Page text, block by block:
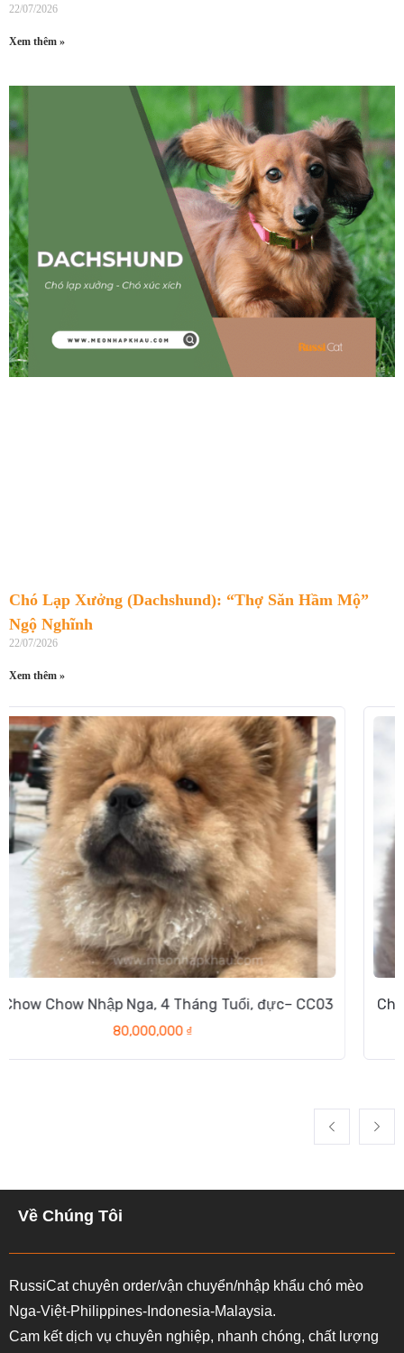
22/07/2026
Xem thêm »
Chó Lạp Xưởng (Dachshund): “Thợ Săn Hầm Mộ”
Ngộ Nghĩnh
22/07/2026
Xem thêm »
Chó Chow Chow Nhập Nga, 4 Tháng Tuổi, Cái – CC02
85,000,000
Về Chúng Tôi
RussiCat chuyên order/vận chuyển/nhập khẩu chó mèo
Nga-Việt-Philippines-Indonesia-Malaysia.
Cam kết dịch vụ chuyên nghiệp, nhanh chóng, chất lượng